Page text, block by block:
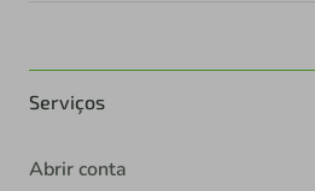
Serviços
Abrir conta